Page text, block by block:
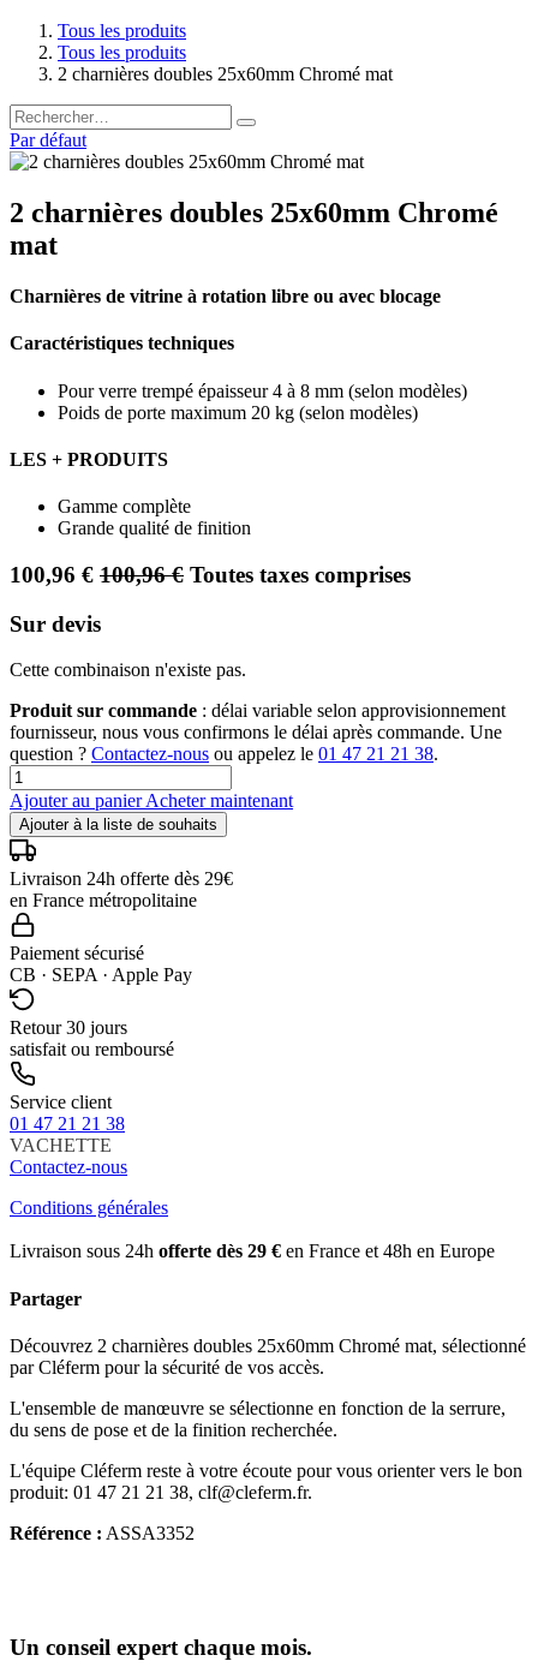
Tous les produits
Tous les produits
2 charnières doubles 25x60mm Chromé mat
Par défaut
2 charnières doubles 25x60mm Chromé
mat
Charnières de vitrine à rotation libre ou avec blocage
Caractéristiques techniques
Pour verre trempé épaisseur 4 à 8 mm (selon modèles)
Poids de porte maximum 20 kg (selon modèles)
LES + PRODUITS
Gamme complète
Grande qualité de finition
100,96 € 100,96€ Toutes taxes comprises
Sur devis
Cette combinaison n'existe pas.
Produit sur commande : délai variable selon approvisionnement
fournisseur, nous vous confirmons le délai après commande. Une
question ? Contactez-nous ou appelez le 01 47 21 21 38.
Ajouter au panierAcheter maintenant
Ajouter à la liste de souhaits
Livraison 24h offerte dès 29€
en France métropolitaine
Paiement sécurisé
CB · SEPA · Apple Pay
Retour 30 jours
satisfait ou remboursé
Service client
01 47 21 21 38
VACHETTE
Contactez-nous
Conditions générales
Livraison sous 24h offerte dès 29 € en France et 48h en Europe
Partager
Découvrez 2 charnières doubles 25x60mm Chromé mat, sélectionné
par Cléferm pour la sécurité de vos accès.
L'ensemble de manœuvre se sélectionne en fonction de la serrure,
du sens de pose et de la finition recherchée.
L'équipe Cléferm reste à votre écoute pour vous orienter vers le bon
produit: 01 47 21 21 38, clf@cleferm.fr.
Référence : ASSA3352
Un conseil expert chaque mois.